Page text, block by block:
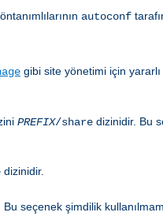
autoconf
gibi site yönetimi için yararlı
PREFIX/share dizinidir. Bu
dizinidir.
seçenek şimdilik